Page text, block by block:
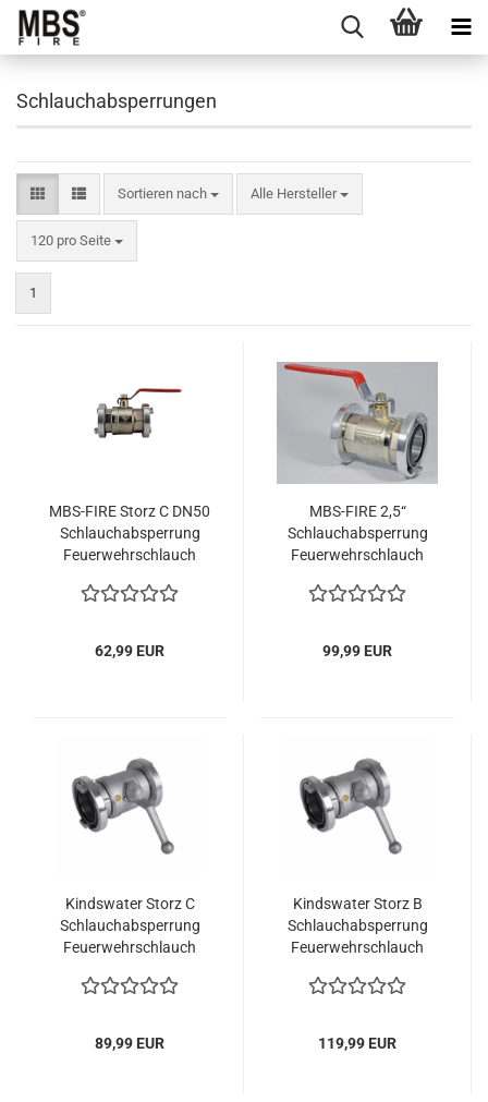
Schlauchabsperrungen
Sortieren nach
Sortieren nach Alle Hersteller
120 pro Seite
pro Seite
1
MBS-FIRE Storz C DN50
Schlauchabsperrung
Feuerwehrschlauch
PN16 Absperrorgan
62,99 EUR
MBS-FIRE 2,5“
Schlauchabsperrung
Feuerwehrschlauch
PN16 Absperrorgan
99,99 EUR
Kindswater Storz C
Schlauchabsperrung
Feuerwehrschlauch
Absperrorgan
89,99 EUR
Kindswater Storz B
Schlauchabsperrung
Feuerwehrschlauch
119,99 EUR